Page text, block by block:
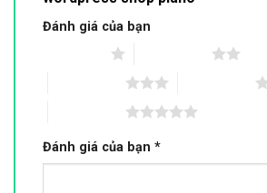
Đánh giá của bạn
Đánh giá của bạn *